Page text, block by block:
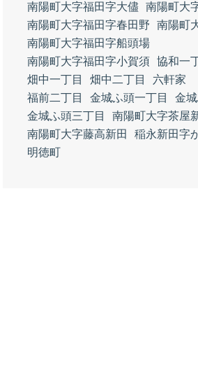
南陽町大字福田字大儘 南陽町大
南陽町大字福田字春田野
南陽町
南陽町大字福田字船頭場
南陽町大字福田字小賀須 協和一
畑中一丁目
畑中二丁目 六軒家
福前二丁目
金城ふ頭一丁目
金
金城ふ頭三丁目
南陽町大字茶屋
南陽町大字藤高新田
稲永新田字
明徳町